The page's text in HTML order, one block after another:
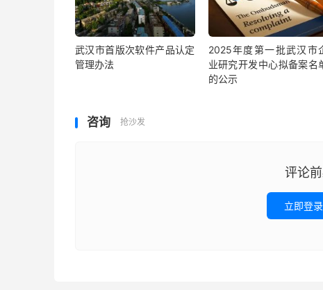
武汉市首版次软件产品认定
管理办法
2025年度第一批武汉市
业研究开发中心拟备案名
的公示
咨询 抢沙发
评论前
立即登录